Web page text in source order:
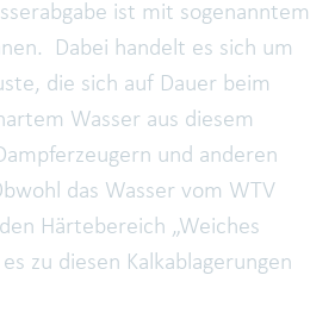
ist mit sogenanntem
Dabei handelt es sich um
die sich auf Dauer beim
Wasser aus diesem
und anderen
das Wasser vom WTV
Härtebereich „Weiches
zu diesen Kalkablagerungen